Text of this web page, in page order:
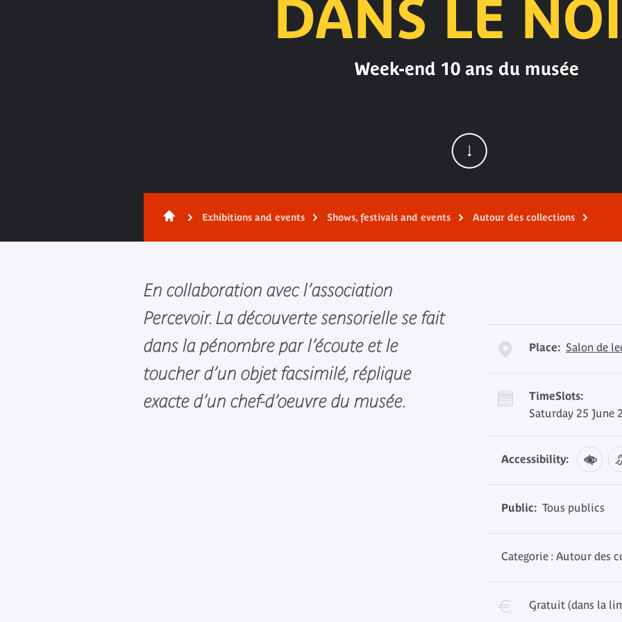
DANS LE
Week-end 10 ans du musée
Exhibitions and events Shows, festivals and events Autour des collections
En collaboration avec l’association
Percevoir. La découverte sensorielle se fait
dans la pénombre par l’écoute et le
toucher d’un objet facsimilé, réplique
exacte d’un chef-d’oeuvre du musée.
Place: Salon de
TimeSlots:
Saturday 25 June
Accessibility:
Public: Tous publics
Categorie : Autour des
Gratuit (dans la